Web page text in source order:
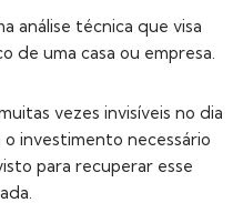
análise técnica que visa
de uma casa ou empresa.
vezes invisíveis no dia
investimento necessário
para recuperar esse